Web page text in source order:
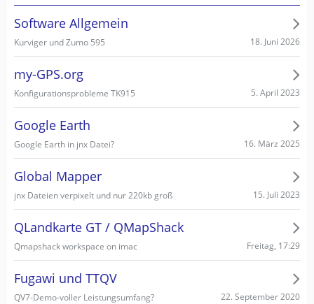
Software Allgemein
Kurviger und Zumo 595 18. Juni 2026
my-GPS.org
Konfigurationsprobleme TK915 5. April 2023
Google Earth
Google Earth in jnx Datei? 16. März 2025
Global Mapper
jnx Dateien verpixelt und nur 220kb groß 15. Juli 2023
QLandkarte GT / QMapShack
Qmapshack workspace on imac Freitag, 17:29
Fugawi und TTQV
QV7-Demo-voller Leistungsumfang? 22. September 2020